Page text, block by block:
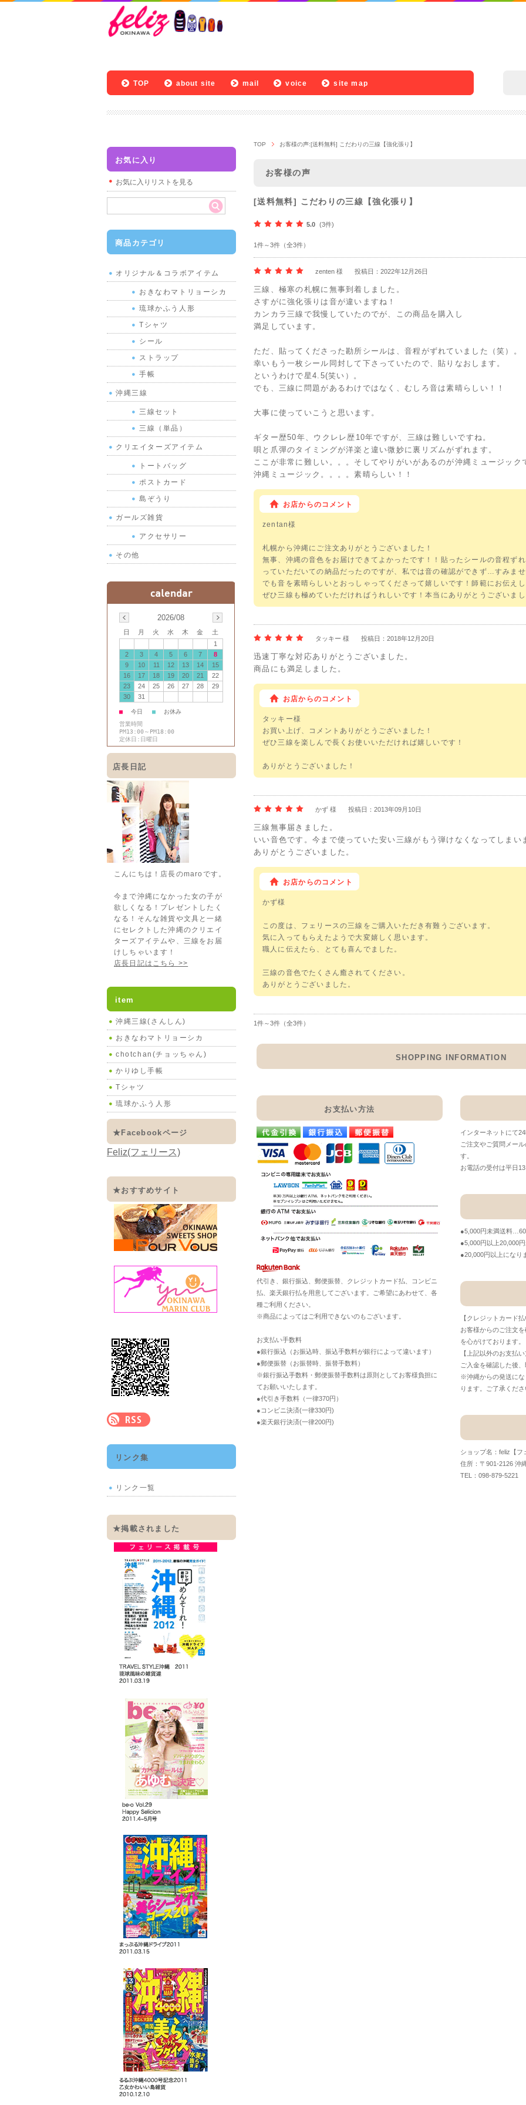
TOP about site mail voice site map
TOP お客様の声:[送料無料] こだわりの三線【強化張り】
お客様の声
[送料無料] こだわりの三線【強化張り】
5.0 (3件)
1件～3件（全3件）
zenten 様 投稿日：2022年12月26日
三線、極寒の札幌に無事到着しました。
さすがに強化張りは音が違いますね！
カンカラ三線で我慢していたのでが、この商品を購入し
満足しています。
ただ、貼ってくださった勘所シールは、音程がずれていました（笑）。
幸いもう一枚シール同封して下さっていたので、貼りなおします。
というわけで星4.5(笑い）。
でも、三線に問題があるわけではなく、むしろ音は素晴らしい！！
大事に使っていこうと思います。
ギター歴50年、ウクレレ歴10年ですが、三線は難しいですね。
唄と爪彈のタイミングが洋楽と違い微妙に裏リズムがずれます。
ここが非常に難しい。。。そしてやりがいがあるのが沖縄ミュージック
沖縄ミュージック。。。。素晴らしい！！
お店からのコメント
zentan様
札幌から沖縄にご注文ありがとうございました！
無事、沖縄の音色をお届けできてよかったです！！貼ったシールの音程ず
っていただいての納品だったのですが、私では音の確認ができず…すみま
でも音を素晴らしいとおっしゃってくださって嬉しいです！師範にお伝え
ぜひ三線も極めていただければうれしいです！本当にありがとうございま
タッキー 様 投稿日：2018年12月20日
迅速丁寧な対応ありがとうございました。
商品にも満足しました。
お店からのコメント
タッキー様
お買い上げ、コメントありがとうございました！
ぜひ三線を楽しんで長くお使いいただければ嬉しいです！
ありがとうございました！
かず 様 投稿日：2013年09月10日
三線無事届きました。
いい音色です。今まで使っていた安い三線がもう弾けなくなってしまい
ありがとうございました。
お店からのコメント
かず様
この度は、フェリースの三線をご購入いただき有難うございます。
気に入ってもらえたようで大変嬉しく思います。
職人に伝えたら、とても喜んでました。
三線の音色でたくさん癒されてください。
ありがとうございました。
1件～3件（全3件）
SHOPPING INFORMATION
お支払い方法
代引き、銀行振込、郵便振替、クレジットカード払、コンビニ
払、楽天銀行払を用意してございます。ご希望にあわせて、各
種ご利用ください。
※商品によってはご利用できないのもございます。
お支払い手数料
●銀行振込（お振込時、振込手数料が銀行によって違います）
●郵便振替（お振替時、振替手数料）
※銀行振込手数料・郵便振替手数料は原則としてお客様負担に
てお願いいたします。
●代引き手数料（一律370円）
●コンビニ決済(一律330円)
●楽天銀行決済(一律200円)
インターネットにて
ご注文やご質問メー
す。
お電話の受付は平日
●5,000円未満送料
●5,000円以上20,000
●20,000円以上になり
【クレジットカード
お客様からのご注文
を心がけております。
【上記以外のお支払
ご入金を確認した後
※沖縄からの発送にな
ります。ご了承くだ
ショップ名：feliz【フ
住所：〒901-2126 沖
TEL：098-879-5221
お気に入り
お気に入りリストを見る
商品カテゴリ
オリジナル＆コラボアイテム
おきなわマトリョーシカ
琉球かふう人形
Tシャツ
シール
ストラップ
手帳
沖縄三線
三線セット
三線（単品）
クリエイターズアイテム
トートバッグ
ポストカード
島ぞうり
ガールズ雑貨
アクセサリー
その他
2026/08
日 月 火 水 木 金
土
1
2
3 4 5 6 7
8
9
10 11 12 13 14
15
16
17 18 19 20 21
22
23
24 25 26 27 28
29
30
31
■ 今日 ■
お休み
営業時間
PM13:00～PM18:00
定休日:日曜日
店長日記
こんにちは！店長のmaroです。
今まで沖縄になかった女の子が
欲しくなる！プレゼントしたく
なる！そんな雑貨や文具と一緒
にセレクトした沖縄のクリエイ
ターズアイテムや、三線をお届
けしちゃいます！
店長日記はこちら >>
item
沖縄三線(さんしん)
おきなわマトリョーシカ
chotchan(チョッちゃん)
かりゆし手帳
Tシャツ
琉球かふう人形
★Facebookページ
Feliz(フェリース)
★おすすめサイト
リンク集
リンク一覧
★掲載されました